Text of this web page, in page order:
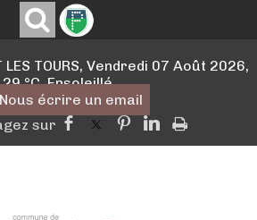
LES TOURS, Vendredi 07 Août 2026,
29 °C, Ensoleillé
écrire un email